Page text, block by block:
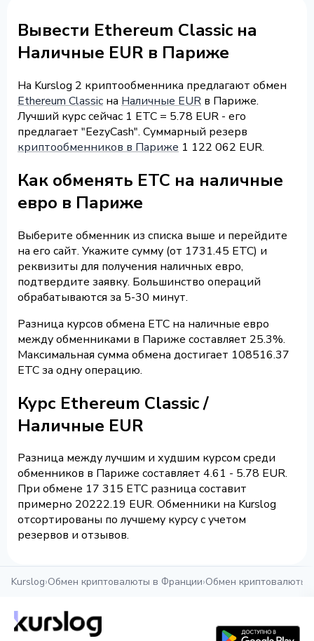
Вывести Ethereum Classic на
Наличные EUR в Париже
На Kurslog 2 криптообменника предлагают обмен
Ethereum Classic на Наличные EUR в Париже.
Лучший курс сейчас 1 ETC = 5.78 EUR - его
предлагает "EezyCash". Суммарный резерв
криптообменников в Париже 1 122 062 EUR.
Как обменять ETC на наличные
евро в Париже
Выберите обменник из списка выше и перейдите
на его сайт. Укажите сумму (от 1731.45 ETC) и
реквизиты для получения наличных евро,
подтвердите заявку. Большинство операций
обрабатываются за 5-30 минут.
Разница курсов обмена ETC на наличные евро
между обменниками в Париже составляет 25.3%.
Максимальная сумма обмена достигает 108516.37
ETC за одну операцию.
Курс Ethereum Classic /
Наличные EUR
Разница между лучшим и худшим курсом среди
обменников в Париже составляет 4.61 - 5.78 EUR.
При обмене 17 315 ETC разница составит
примерно 20222.19 EUR. Обменники на Kurslog
отсортированы по лучшему курсу с учетом
резервов и отзывов.
Kurslog›Обмен криптовалюты в Франции›Обмен криптовалюты